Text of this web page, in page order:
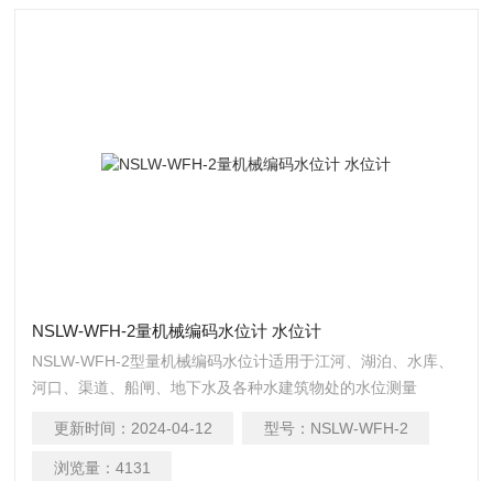
NSLW-WFH-2量机械编码水位计 水位计
NSLW-WFH-2型量机械编码水位计适用于江河、湖泊、水库、
河口、渠道、船闸、地下水及各种水建筑物处的水位测量
更新时间： 2024-04-12 型号： NSLW-WFH-2
浏览量： 4131